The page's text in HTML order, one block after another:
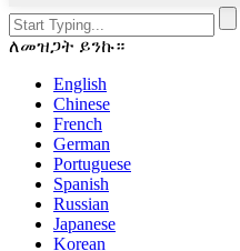
ለመዝጋት ይንኩ።
English
Chinese
French
German
Portuguese
Spanish
Russian
Japanese
Korean